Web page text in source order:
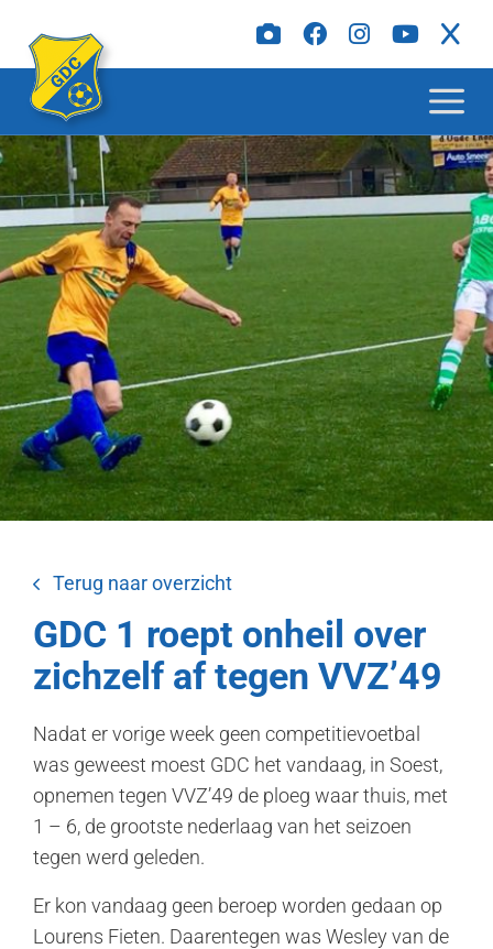
Terug naar overzicht
GDC 1 roept onheil over
zichzelf af tegen VVZ’49
Nadat er vorige week geen competitievoetbal
was geweest moest GDC het vandaag, in Soest,
opnemen tegen VVZ’49 de ploeg waar thuis, met
1 – 6, de grootste nederlaag van het seizoen
tegen werd geleden.
Er kon vandaag geen beroep worden gedaan op
Lourens Fieten. Daarentegen was Wesley van de